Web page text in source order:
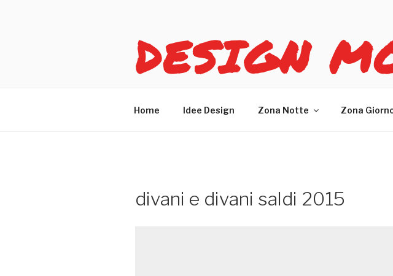
DESIGN
Home Idee Design Zona Notte Zona
divani e divani saldi 2015